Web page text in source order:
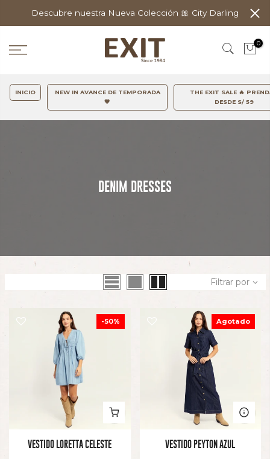
Descubre nuestra Nueva Colección 🎀 City Darling
0
INICIO
NEW IN AVANCE DE TEMPORADA
🤎
THE EXIT SALE 🔥
DESDE S/ 59
DENIM DRESSES
Filtrar por
-50%
VESTIDO LORETTA CELESTE
Agotado
VESTIDO PEYTON AZUL